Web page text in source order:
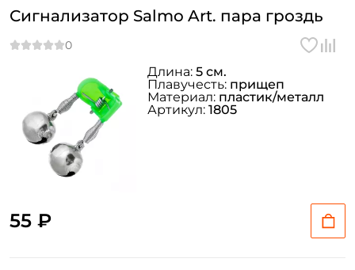
Сигнализатор Salmo Art. пара гроздь
55 ₽
Длина: 5 см.
Плавучесть: прищеп
Материал: пластик/металл
Артикул: 1805